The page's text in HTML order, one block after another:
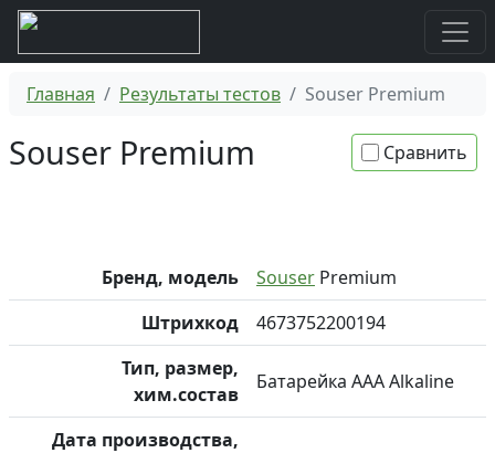
Главная Результаты тестов Souser Premium
Souser Premium Сравнить
Бренд, модель Souser Premium
Штрихкод
4673752200194
Тип, размер,
хим.состав
Батарейка AAA Alkaline
Дата производства,